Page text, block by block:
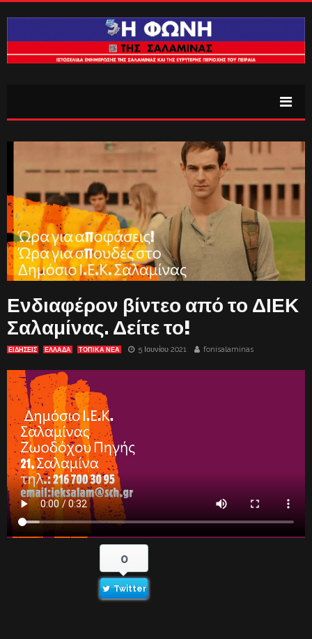
Ενδιαφέρον βίντεο από το ΔΙΕΚ
Σαλαμίνας. Δείτε το!
ΕΙΔΗΣΕΙΣ ΕΛΛΑΔΑ ΤΟΠΙΚΑ ΝΕΑ 5 Ιουνίου 2021 fonisalaminas
0
Twitter